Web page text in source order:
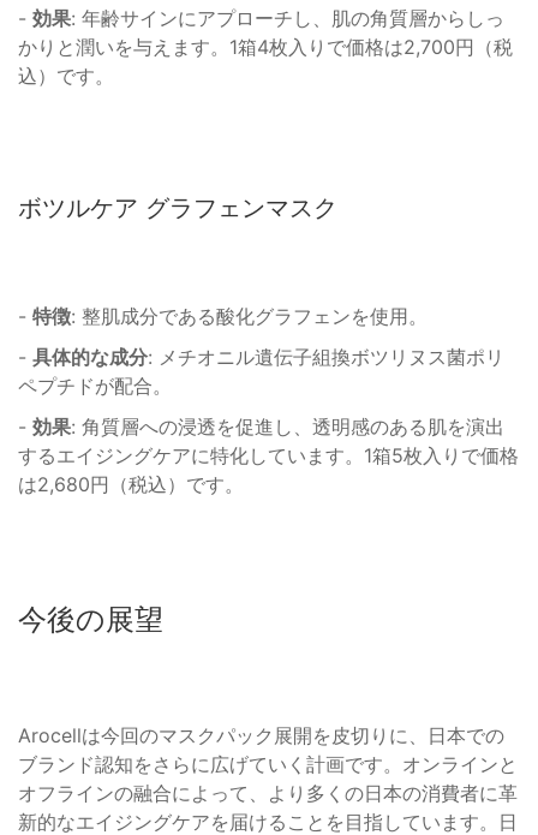
- 効果: 年齢サインにアプローチし、肌の角質層からしっ
かりと潤いを与えます。1箱4枚入りで価格は2,700円（税
込）です。
ボツルケア グラフェンマスク
- 特徴: 整肌成分である酸化グラフェンを使用。
- 具体的な成分: メチオニル遺伝子組換ボツリヌス菌ポリ
ペプチドが配合。
- 効果: 角質層への浸透を促進し、透明感のある肌を演出
するエイジングケアに特化しています。1箱5枚入りで価格
は2,680円（税込）です。
今後の展望
Arocellは今回のマスクパック展開を皮切りに、日本での
ブランド認知をさらに広げていく計画です。オンラインと
オフラインの融合によって、より多くの日本の消費者に革
新的なエイジングケアを届けることを目指しています。日